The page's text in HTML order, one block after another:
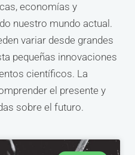
economías y
nuestro mundo actual.
variar desde grandes
pequeñas innovaciones
científicos. La
el presente y
sobre el futuro.